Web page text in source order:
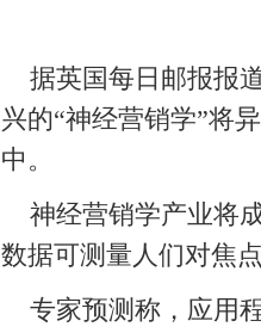
据英国每日邮报报
兴的“神经营销学”将
中。
神经营销学产业将
数据可测量人们对焦
专家预测称，应用